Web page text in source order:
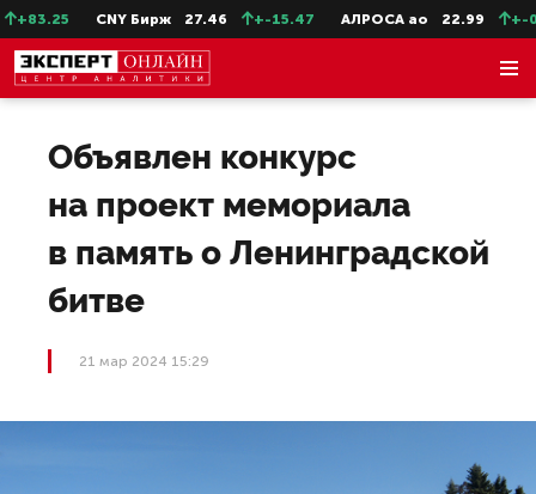
CNY Бирж 27.46 +-15.47 АЛРОСА ао 22.99 +-0.11
Объявлен конкурс
на проект мемориала
в память о Ленинградской
битве
21 мар 2024 15:29